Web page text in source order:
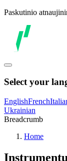
Paskutinio
Select your
EnglishFrench
Ukrainian
Breadcrumb
Home